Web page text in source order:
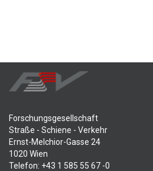
Forschungsgesellschaft
Straße - Schiene - Verkehr
Ernst-Melchior-Gasse 24
1020 Wien
Telefon: +43 1 585 55 67 -0